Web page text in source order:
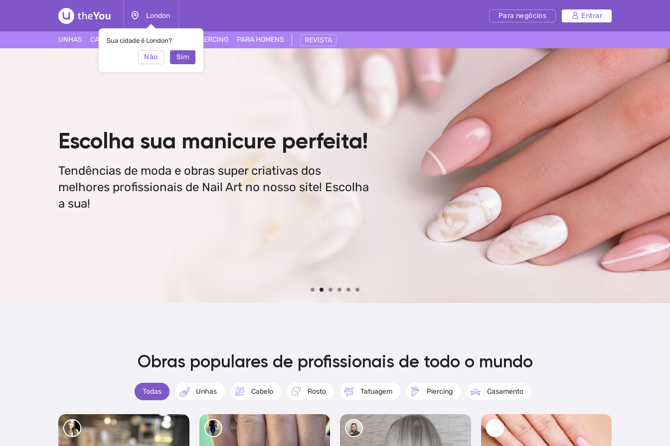
London
Sua cidade é London?
Não Sim
Para negócios Entrar
UNHAS CABELO ROSTO TATUAGEM PIERCING PARA HOMENS REVISTA
Escolha sua manicure perfeita!
Tendências de moda e obras super criativas dos
melhores profissionais de Nail Art no nosso site! Escolha
a sua!
Obras populares de profissionais de todo o mundo
Todas Unhas Cabelo Rosto Tatuagem Piercing Casamento